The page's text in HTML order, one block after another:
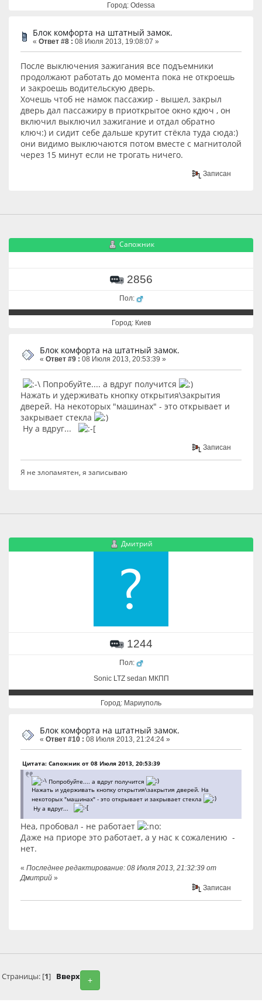
Город: Odessa
Блок комфорта на штатный замок.
« Ответ #8 : 08 Июля 2013, 19:08:07 »
После выключения зажигания все подъемники
продолжают работать до момента пока не откроешь
и закроешь водительскую дверь.
Хочешь чтоб не намок пассажир - вышел, закрыл
дверь дал пассажиру в приоткрытое окно кдюч , он
включил выключил зажигание и отдал обратно
ключ:) и сидит себе дальше крутит стёкла туда сюда:)
они видимо выключаются потом вместе с магнитолой
через 15 минут если не трогать ничего.
Записан
Сапожник
2856
Пол:
Город: Киев
Блок комфорта на штатный замок.
« Ответ #9 : 08 Июля 2013, 20:53:39 »
Попробуйте.... а вдруг получится
Нажать и удерживать кнопку открытия\закрытия
дверей. На некоторых "машинах" - это открывает и
закрывает стекла
Ну а вдруг...
Записан
Я не злопамятен, я записываю
Дмитрий
1244
Пол:
Sonic LTZ sedan МКПП
Город: Мариуполь
Блок комфорта на штатный замок.
« Ответ #10 : 08 Июля 2013, 21:24:24 »
Цитата: Сапожник от 08 Июля 2013, 20:53:39
Попробуйте.... а вдруг получится
Нажать и удерживать кнопку открытия\закрытия дверей. На
некоторых "машинах" - это открывает и закрывает стекла
Ну а вдруг...
Неа, пробовал - не работает
Даже на приоре это работает, а у нас к сожалению -
нет.
« Последнее редактирование: 08 Июля 2013, 21:32:39 от
Дмитрий »
Записан
+
Страницы: [1] Вверх